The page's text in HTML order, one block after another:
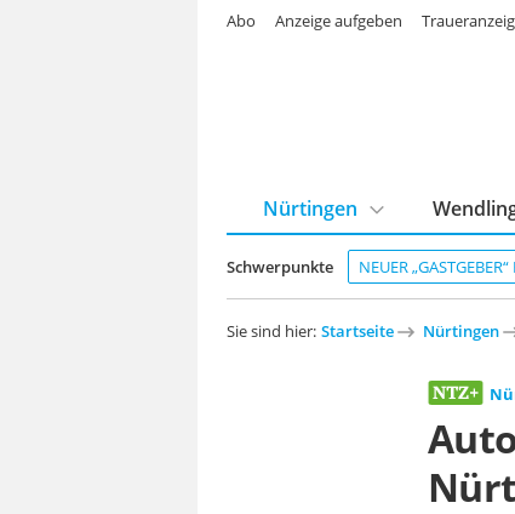
Schwerpunkte NEUER
Nürtingen
Abo Anzeige aufgeben
Sie sind hier: Startseite Nürtingen